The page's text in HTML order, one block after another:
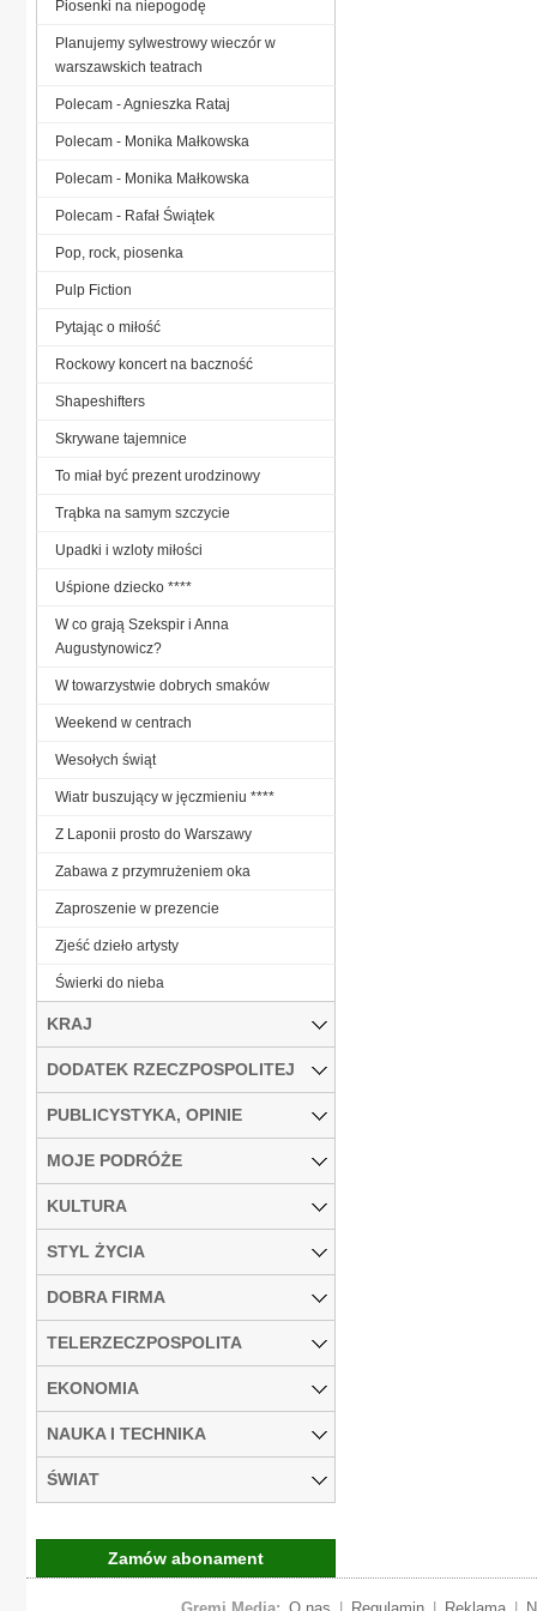
Piosenki na niepogodę
Planujemy sylwestrowy wieczór w
warszawskich teatrach
Polecam - Agnieszka Rataj
Polecam - Monika Małkowska
Polecam - Monika Małkowska
Polecam - Rafał Świątek
Pop, rock, piosenka
Pulp Fiction
Pytając o miłość
Rockowy koncert na baczność
Shapeshifters
Skrywane tajemnice
To miał być prezent urodzinowy
Trąbka na samym szczycie
Upadki i wzloty miłości
Uśpione dziecko ****
W co grają Szekspir i Anna
Augustynowicz?
W towarzystwie dobrych smaków
Weekend w centrach
Wesołych świąt
Wiatr buszujący w jęczmieniu ****
Z Laponii prosto do Warszawy
Zabawa z przymrużeniem oka
Zaproszenie w prezencie
Zjeść dzieło artysty
Świerki do nieba
KRAJ
DODATEK RZECZPOSPOLITEJ
PUBLICYSTYKA, OPINIE
MOJE PODRÓŻE
KULTURA
STYL ŻYCIA
DOBRA FIRMA
TELERZECZPOSPOLITA
EKONOMIA
NAUKA I TECHNIKA
ŚWIAT
Zamów abonament